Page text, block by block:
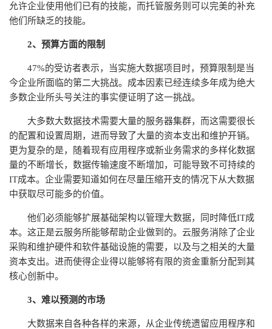
允许企业使用他们已有的技能，而托管服务则可以完美的补充
他们所缺乏的技能。
2、预算方面的限制
47%的受访者表示，当实施大数据项目时，预算限制是当
今企业所面临的第二大挑战。成本因素已经连续多年成为绝大
多数企业所头号关注的事实便证明了这一挑战。
大多数大数据技术需要大量的服务器集群，而这需要很长
的配置和设置周期，进而导致了大量的资本支出和维护开销。
更为复杂的是，随着现有应用程序或新业务需求的多样化数据
量的不断增长，数据传输速度不断增加，可能导致不可持续的
IT成本。企业需要知道如何在尽量压缩开支的情况下从大数据
中获取尽可能多的价值。
他们必须能够扩展基础架构以管理大数据，同时降低IT成
本。这正是云服务所能够帮助企业做到的。云服务消除了企业
采购和维护硬件和软件基础设施的需要，以及与之相关的大量
资本支出。进而使得企业得以能够将有限的资金重新分配到其
核心创新中。
3、难以预测的市场
大数据来自各种各样的来源，从企业传统遗留应用程序和